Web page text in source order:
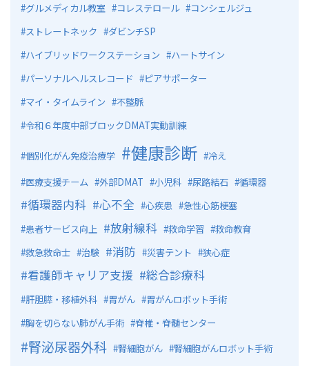
グルメディカル教室 コレステロール
コンシェルジュ
ストレートネック
ダビンチSP
ハイブリッドワークステーション
ハートサイン
パーソナルヘルスレコード
ピアサポーター
マイ・タイムライン
不整脈
令和６年度中部ブロックDMAT実動訓練
個別化がん免疫治療学 健康診断
冷え
医療支援チーム
外部DMAT 小児科 尿路結石 循環器
循環器内科 心不全 心疾患
急性心筋梗塞
患者サービス向上
放射線科 救命学習
救命教育
救急救命士
治験 消防 災害テント 狭心症
看護師キャリア支援 総合診療科
肝胆膵・移植外科 胃がん
胃がんロボット手術
胸を切らない肺がん手術
脊椎・脊髄センター
腎泌尿器外科 腎細胞がん 腎細胞がんロボット手術